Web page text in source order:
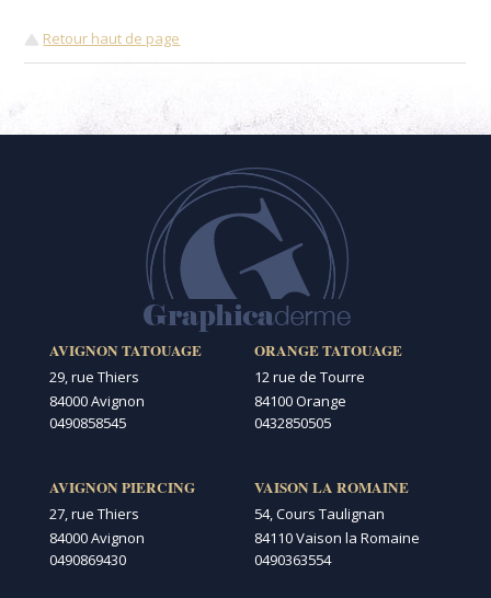
Retour haut de page
AVIGNON TATOUAGE
29, rue Thiers
84000 Avignon
0490858545
AVIGNON PIERCING
27, rue Thiers
84000 Avignon
0490869430
ORANGE TATOUAGE
12 rue de Tourre
84100 Orange
0432850505
VAISON LA ROMAINE
54, Cours Taulignan
84110 Vaison la Romaine
0490363554